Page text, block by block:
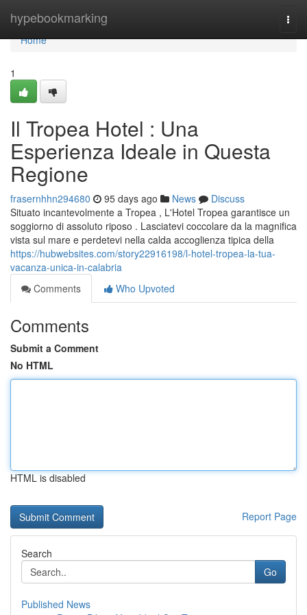
hypebookmarking
Home
Home
1
Il Tropea Hotel : Una
Esperienza Ideale in Questa
Regione
frasernhhn294680 95 days ago News
Discuss
Situato incantevolmente a Tropea , L'Hotel Tropea garantisce un
soggiorno di assoluto riposo . Lasciatevi coccolare da la magnifica
vista sul mare e perdetevi nella calda accoglienza tipica della
https://hubwebsites.com/story22916198/l-hotel-tropea-la-tua-
vacanza-unica-in-calabria
Comments
Who Upvoted
Comments
Submit a Comment
No HTML
HTML is disabled
Report Page
Search
Go
Published News